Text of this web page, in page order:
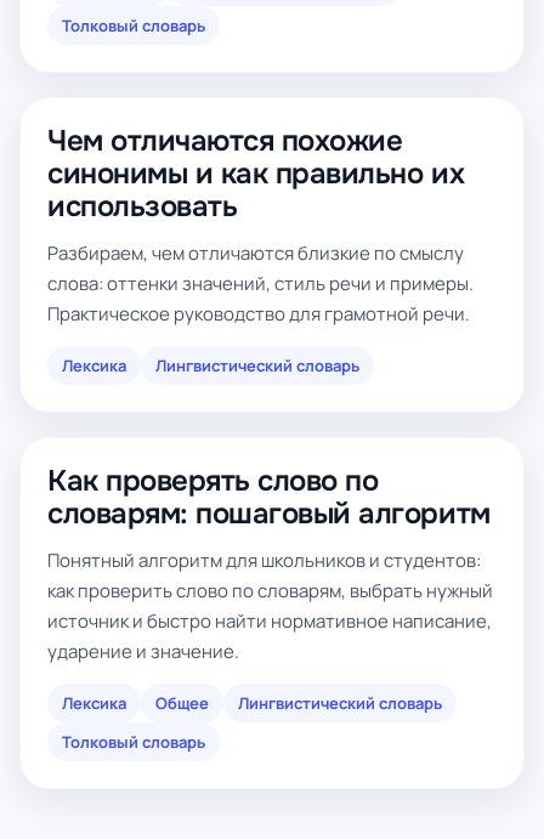
Толковый словарь
Чем отличаются похожие
синонимы и как правильно их
использовать
Разбираем, чем отличаются близкие по смыслу
слова: оттенки значений, стиль речи и примеры.
Практическое руководство для грамотной речи.
Лексика Лингвистический словарь
Как проверять слово по
словарям: пошаговый алгоритм
Понятный алгоритм для школьников и студентов:
как проверить слово по словарям, выбрать нужный
источник и быстро найти нормативное написание,
ударение и значение.
Лексика Общее
Лингвистический словарь
Толковый словарь